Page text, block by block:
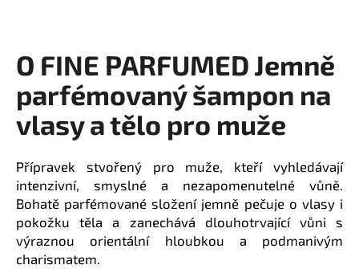
O FINE PARFUMED Jemně
parfémovaný šampon na
vlasy a tělo pro muže
Přípravek stvořený pro muže, kteří vyhledávají
intenzivní, smyslné a nezapomenutelné vůně.
Bohatě parfémované složení jemně pečuje o vlasy i
pokožku těla a zanechává dlouhotrvající vůni s
výraznou orientální hloubkou a podmanivým
charismatem.
í
t
?
HLEDAT
D